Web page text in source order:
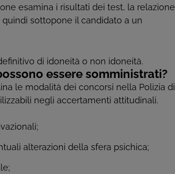
esamina i risultati dei test, la relazione
sottopone il candidato a un
di idoneità o non idoneità.
essere somministrati?
le modalità dei concorsi nella Polizia di
negli accertamenti attitudinali.
alterazioni della sfera psichica;